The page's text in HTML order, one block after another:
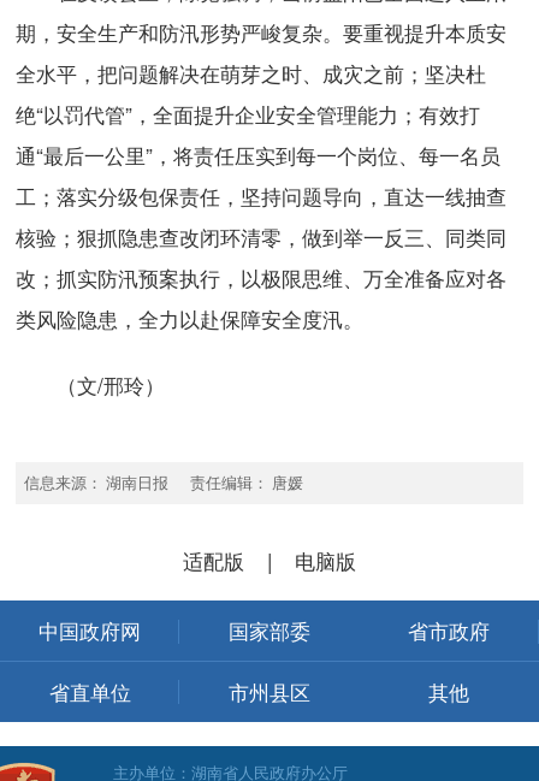
期，安全生产和防汛形势严峻复杂。要重视提升本质安
全水平，把问题解决在萌芽之时、成灾之前；坚决杜
绝“以罚代管”，全面提升企业安全管理能力；有效打
通“最后一公里”，将责任压实到每一个岗位、每一名员
工；落实分级包保责任，坚持问题导向，直达一线抽查
核验；狠抓隐患查改闭环清零，做到举一反三、同类同
改；抓实防汛预案执行，以极限思维、万全准备应对各
类风险隐患，全力以赴保障安全度汛。
（文/邢玲）
信息来源： 湖南日报 责任编辑： 唐媛
适配版 | 电脑版
中国政府网 国家部委 省市政府
省直单位 市州县区 其他
主办单位：湖南省人民政府办公厅